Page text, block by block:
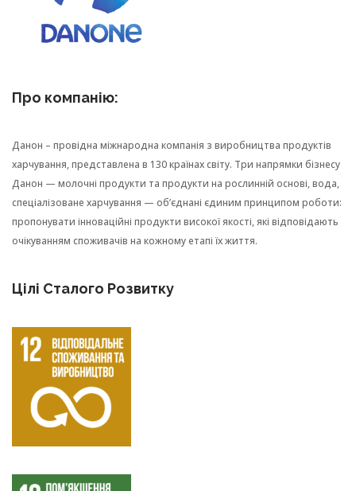
Про компанію:
Данон – провідна міжнародна компанія з виробництва продуктів
харчування, представлена в 130 країнах світу. Три напрямки бізнесу
Данон — молочні продукти та продукти на рослинній основі, вода,
спеціалізоване харчування — об’єднані єдиним принципом роботи:
пропонувати інноваційні продукти високої якості, які відповідають
очікуванням споживачів на кожному етапі їх життя.
Цілі Сталого Розвитку